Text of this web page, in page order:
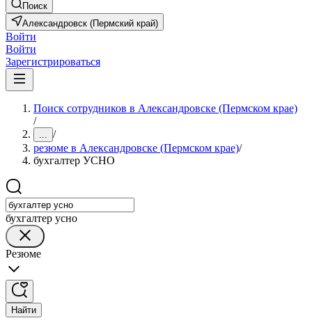
Поиск
Александровск (Пермский край)
Войти
Войти
Зарегистрироваться
Поиск сотрудников в Александровске (Пермском крае)
/
... /
резюме в Александровске (Пермском крае)/
бухгалтер УСНО
бухгалтер усно
Резюме
Найти